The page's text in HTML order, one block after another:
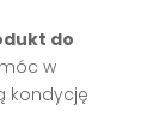
do
w
kondycję